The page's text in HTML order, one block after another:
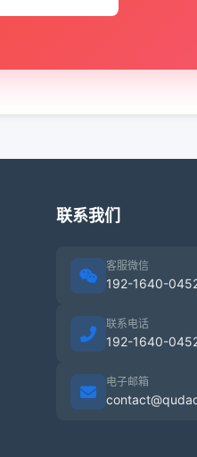
联系我们
客服微信
192-1640-
联系电话
192-1640-
电子邮箱